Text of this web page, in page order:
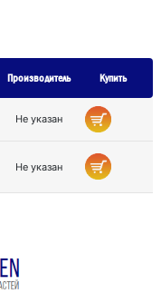
Производитель Купить
Не указан
Не указан